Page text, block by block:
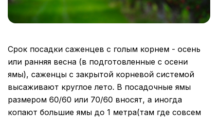
Срок посадки саженцев с голым корнем - осень
или ранняя весна (в подготовленные с осени
ямы), саженцы с закрытой корневой системой
высаживают круглое лето. В посадочные ямы
размером 60/60 или 70/60 вносят, а иногда
копают большие ямы до 1 метра(там где совсем